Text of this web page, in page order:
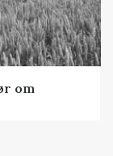
om